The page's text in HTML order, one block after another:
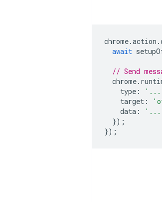
chrome.action .
await
// Send
chrome.
type :
target :
data :
});
});